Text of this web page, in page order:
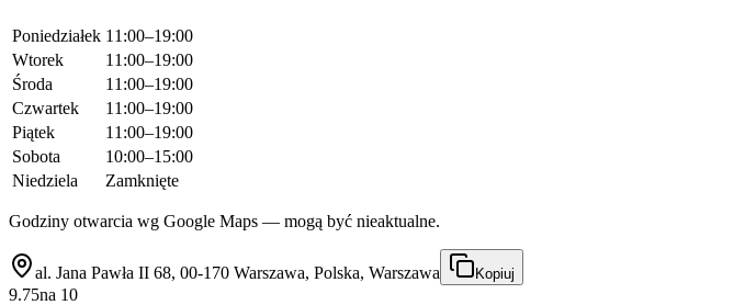
Poniedziałek 11:00–19:00
Wtorek
11:00–19:00
Środa
11:00–19:00
Czwartek
11:00–19:00
Piątek
11:00–19:00
Sobota
10:00–15:00
Niedziela
Zamknięte
Godziny otwarcia wg Google Maps — mogą być nieaktualne.
al. Jana Pawła II 68, 00-170 Warszawa, Polska, Warszawa Kopiuj
9.75na 10